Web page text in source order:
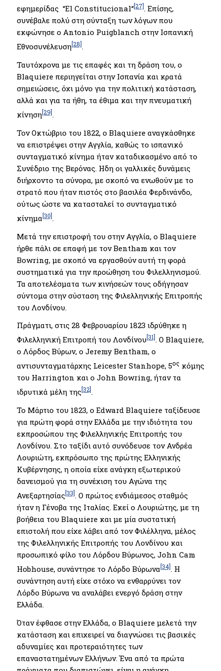
εφημερίδας “El Constitucional“[27]. Επίσης,
συνέβαλε πολύ στη σύνταξη των λόγων που
εκφώνησε ο Antonio Puigblanch στην Ισπανική
Εθνοσυνέλευση[28].
Ταυτόχρονα με τις επαφές και τη δράση του, ο
Blaquiere περιηγείται στην Ισπανία και κρατά
σημειώσεις, όχι μόνο για την πολιτική κατάσταση,
αλλά και για τα ήθη, τα έθιμα και την πνευματική
κίνηση[29].
Τον Οκτώβριο του 1822, ο Blaquiere αναγκάσθηκε
να επιστρέψει στην Αγγλία, καθώς το ισπανικό
συνταγματικό κίνημα ήταν καταδικασμένο από το
Συνέδριο της Βερόνας. Ηδη οι γαλλικές δυνάμεις
διήρχοντο τα σύνορα, με σκοπό να ενωθούν με το
στρατό που ήταν πιστός στο βασιλέα Φερδινάνδο,
ούτως ώστε να κατασταλεί το συνταγματικό
κίνημα[30].
Μετά την επιστροφή του στην Αγγλία, ο Blaquiere
ήρθε πάλι σε επαφή με τον Bentham και τον
Bowring, με σκοπό να εργασθούν αυτή τη φορά
συστηματικά για την προώθηση του Φιλελληνισμού.
Τα αποτελέσματα των κινήσεών τους οδήγησαν
σύντομα στην σύσταση της Φιλελληνικής Επιτροπής
του Λονδίνου.
Πράγματι, στις 28 Φεβρουαρίου 1823 ιδρύθηκε η
Φιλελληνική Επιτροπή του Λονδίνου[31]. Ο Blaquiere,
ο Λόρδος Βύρων, ο Jeremy Bentham, ο
αντισυνταγματάρχης Leicester Stanhope, 5ος κόμης
του Harrington και ο John Bowring, ήταν τα
ιδρυτικά μέλη της[32].
Το Μάρτιο του 1823, ο Edward Blaquiere ταξίδευσε
για πρώτη φορά στην Ελλάδα με την ιδιότητα του
εκπροσώπου της Φιλελληνικής Επιτροπής του
Λονδίνου. Στο ταξίδι αυτό συνόδευσε τον Ανδρέα
Λουριώτη, εκπρόσωπο της πρώτης Ελληνικής
Κυβέρνησης, η οποία είχε ανάγκη εξωτερικού
δανεισμού για τη συνέχιση του Αγώνα της
Ανεξαρτησίας[33]. Ο πρώτος ενδιάμεσος σταθμός
ήταν η Γένοβα της Ιταλίας. Εκεί ο Λουριώτης, με τη
βοήθεια του Blaquiere και με μία συστατική
επιστολή που είχε λάβει από τον Φιλέλληνα, μέλος
της Φιλελληνικής Επιτροπής του Λονδίνου και
προσωπικό φίλο του Λόρδου Βύρωνος, John Cam
Hobhouse, συνάντησε το Λόρδο Βύρωνα[34]. Η
συνάντηση αυτή είχε στόχο να ενθαρρύνει τον
Λόρδο Βύρωνα να αναλάβει ενεργό δράση στην
Ελλάδα.
Όταν έφθασε στην Ελλάδα, ο Blaquiere μελετά την
κατάσταση και επιχειρεί να διαγνώσει τις βασικές
αδυναμίες και προτεραιότητες των
επαναστατημένων Ελλήνων. Ένα από τα πρώτα